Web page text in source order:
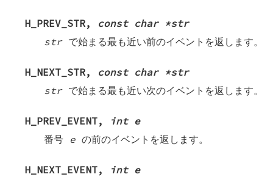
H_PREV_STR, const char *str
strで始まる最も近い前のイベントを返します。
H_NEXT_STR, const char *str
strで始まる最も近い次のイベントを返します。
H_PREV_EVENT,
int e
番号 eの前のイベントを返します。
H_NEXT_EVENT,
int e